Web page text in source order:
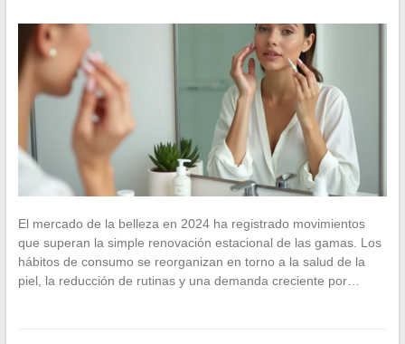
El mercado de la belleza en 2024 ha registrado movimientos
que superan la simple renovación estacional de las gamas. Los
hábitos de consumo se reorganizan en torno a la salud de la
piel, la reducción de rutinas y una demanda creciente por…